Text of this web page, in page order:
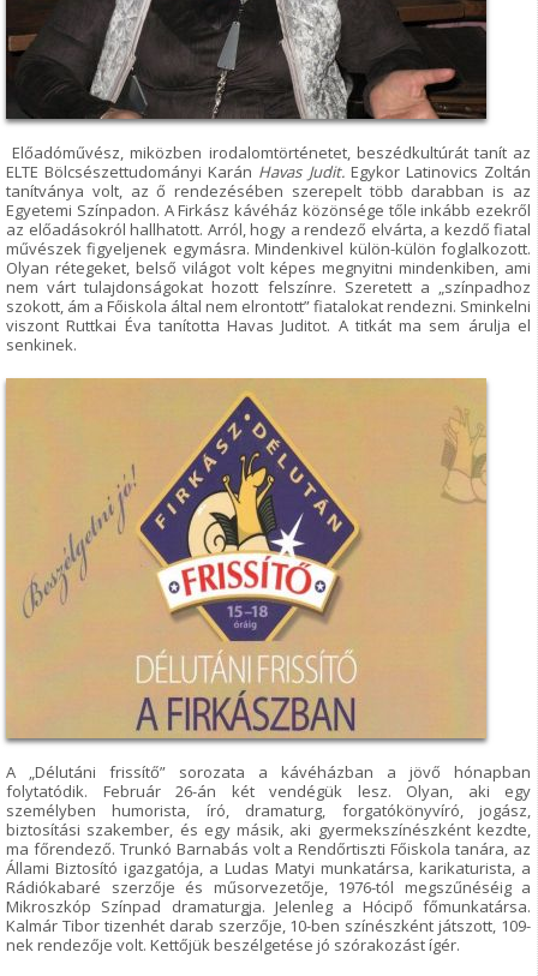
Előadóművész, miközben irodalomtörténetet, beszédkultúrát tanít az
ELTE Bölcsészettudományi Karán Havas Judit.Egykor Latinovics Zoltán
tanítványa volt, az ő rendezésében szerepelt több darabban is az
Egyetemi Színpadon. A Firkász kávéház közönsége tőle inkább ezekről
az előadásokról hallhatott. Arról, hogy a rendező elvárta, a kezdő fiatal
művészek figyeljenek egymásra. Mindenkivel külön-külön foglalkozott.
Olyan rétegeket, belső világot volt képes megnyitni mindenkiben, ami
nem várt tulajdonságokat hozott felszínre. Szeretett a „színpadhoz
szokott, ám a Főiskola által nem elrontott” fiatalokat rendezni. Sminkelni
viszont Ruttkai Éva tanította Havas Juditot. A titkát ma sem árulja el
senkinek.
A „Délutáni frissítő” sorozata a kávéházban a jövő hónapban
folytatódik. Február 26-án két vendégük lesz. Olyan, aki egy
személyben humorista, író, dramaturg, forgatókönyvíró, jogász,
biztosítási szakember, és egy másik, aki gyermekszínészként kezdte,
ma főrendező. Trunkó Barnabás volt a Rendőrtiszti Főiskola tanára, az
Állami Biztosító igazgatója, a Ludas Matyi munkatársa, karikaturista, a
Rádiókabaré szerzője és műsorvezetője, 1976-tól megszűnéséig a
Mikroszkóp Színpad dramaturgja. Jelenleg a Hócipő főmunkatársa.
Kalmár Tibor tizenhét darab szerzője, 10-ben színészként játszott, 109-
nek rendezője volt. Kettőjük beszélgetése jó szórakozást ígér.